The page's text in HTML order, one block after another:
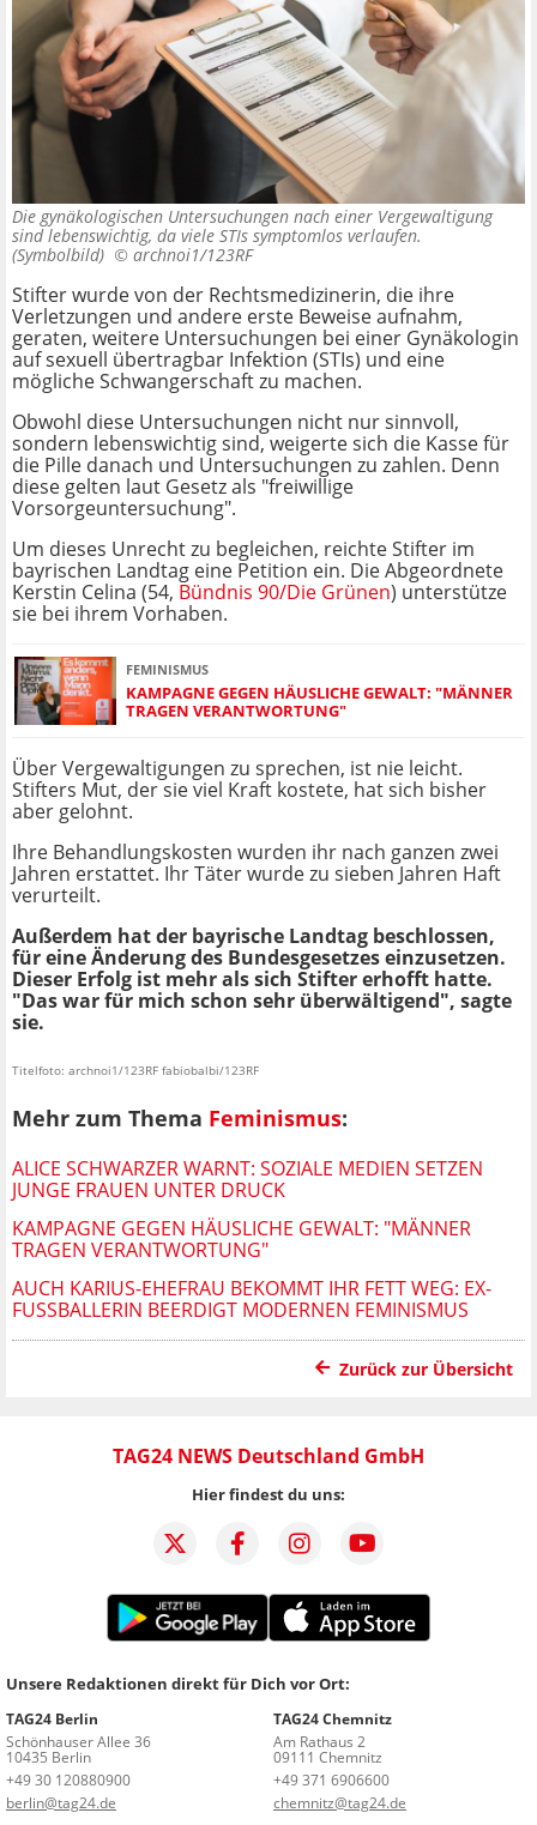
Die gynäkologischen Untersuchungen nach einer Vergewaltigung
sind lebenswichtig, da viele STIs symptomlos verlaufen.
(Symbolbild) © archnoi1/123RF
Stifter wurde von der Rechtsmedizinerin, die ihre
Verletzungen und andere erste Beweise aufnahm,
geraten, weitere Untersuchungen bei einer Gynäkologin
auf sexuell übertragbar Infektion (STIs) und eine
mögliche Schwangerschaft zu machen.
Obwohl diese Untersuchungen nicht nur sinnvoll,
sondern lebenswichtig sind, weigerte sich die Kasse für
die Pille danach und Untersuchungen zu zahlen. Denn
diese gelten laut Gesetz als "freiwillige
Vorsorgeuntersuchung".
Um dieses Unrecht zu begleichen, reichte Stifter im
bayrischen Landtag eine Petition ein. Die Abgeordnete
Kerstin Celina (54, Bündnis 90/Die Grünen) unterstütze
sie bei ihrem Vorhaben.
FEMINISMUS
KAMPAGNE GEGEN HÄUSLICHE GEWALT: "MÄNNER
TRAGEN VERANTWORTUNG"
Über Vergewaltigungen zu sprechen, ist nie leicht.
Stifters Mut, der sie viel Kraft kostete, hat sich bisher
aber gelohnt.
Ihre Behandlungskosten wurden ihr nach ganzen zwei
Jahren erstattet. Ihr Täter wurde zu sieben Jahren Haft
verurteilt.
Außerdem hat der bayrische Landtag beschlossen,
für eine Änderung des Bundesgesetzes einzusetzen.
Dieser Erfolg ist mehr als sich Stifter erhofft hatte.
"Das war für mich schon sehr überwältigend", sagte
sie.
Titelfoto: archnoi1/123RF fabiobalbi/123RF
Mehr zum Thema Feminismus:
ALICE SCHWARZER WARNT: SOZIALE MEDIEN SETZEN
JUNGE FRAUEN UNTER DRUCK
KAMPAGNE GEGEN HÄUSLICHE GEWALT: "MÄNNER
TRAGEN VERANTWORTUNG"
AUCH KARIUS-EHEFRAU BEKOMMT IHR FETT WEG: EX-
FUSSBALLERIN BEERDIGT MODERNEN FEMINISMUS
Zurück zur Übersicht
TAG24 NEWS Deutschland GmbH
Hier findest du uns:
Unsere Redaktionen direkt für Dich vor Ort:
TAG24 Berlin
Schönhauser Allee 36
10435 Berlin
+49 30 120880900
berlin@tag24.de
TAG24 Chemnitz
Am Rathaus 2
09111 Chemnitz
+49 371 6906600
chemnitz@tag24.de